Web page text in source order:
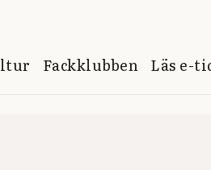
Fackklubben Läs e-